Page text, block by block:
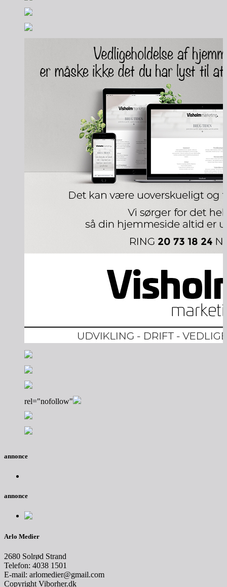
rel="nofollow"
annonce
annonce
Arlo Medier
2680 Solrød Strand
Telefon: 4038 1501
E-mail: arlomedier@gmail.com
Copyright Viborher.dk